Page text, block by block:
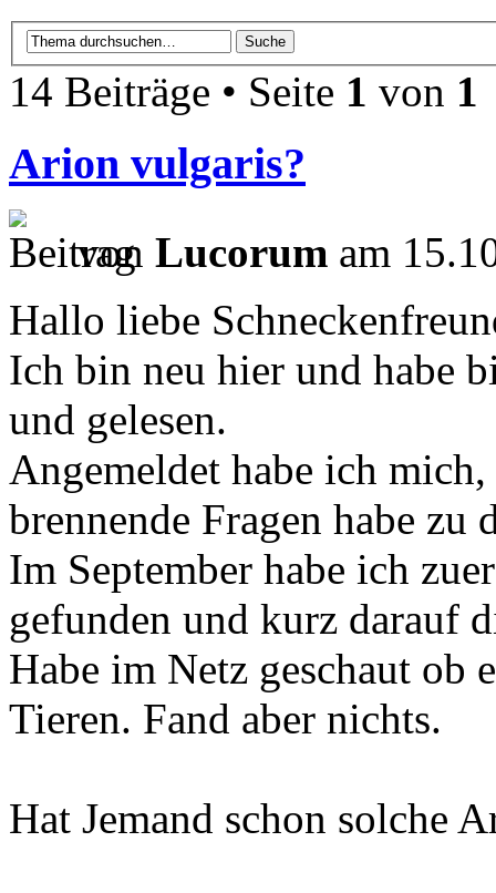
14 Beiträge • Seite 1 von 1
Arion vulgaris?
von Lucorum am
Hallo liebe
Ich bin neu hier und habe
und gelesen.
Angemeldet habe ich
brennende Fragen habe zu
Im September habe ich
gefunden und kurz darauf
Habe im Netz geschaut ob
Tieren. Fand aber nichts.
Hat Jemand schon solche